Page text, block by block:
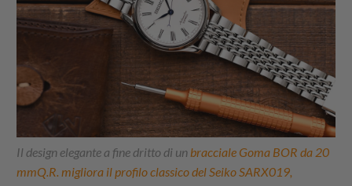
Il design elegante a fine dritto di un bracciale Goma BOR da 20
mmQ.R. migliora il profilo classico del Seiko SARX019,